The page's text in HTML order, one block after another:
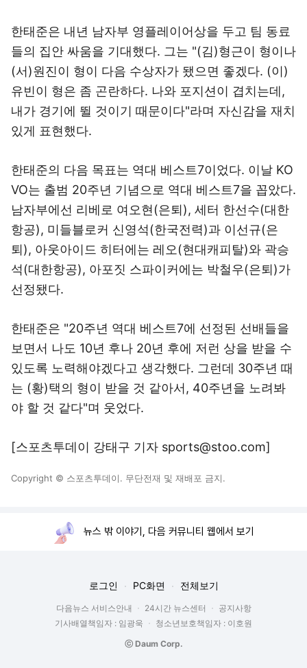
한태준은 내년 남자부 영플레이어상을 두고 팀 동료
들의 집안 싸움을 기대했다. 그는 "(김)형근이 형이나
(서)원진이 형이 다음 수상자가 됐으면 좋겠다. (이)
유빈이 형은 좀 곤란하다. 나와 포지션이 겹치는데,
내가 경기에 뛸 것이기 때문이다"라며 자신감을 재치
있게 표현했다.
한태준의 다음 목표는 역대 베스트7이었다. 이날 KO
VO는 출범 20주년 기념으로 역대 베스트7을 꼽았다.
남자부에선 리베로 여오현(은퇴), 세터 한선수(대한
항공), 미들블로커 신영석(한국전력)과 이선규(은
퇴), 아웃아이드 히터에는 레오(현대캐피탈)와 곽승
석(대한항공), 아포짓 스파이커에는 박철우(은퇴)가
선정됐다.
한태준은 "20주년 역대 베스트7에 선정된 선배들을
보면서 나도 10년 후나 20년 후에 저런 상을 받을 수
있도록 노력해야겠다고 생각했다. 그런데 30주년 때
는 (황)택의 형이 받을 것 같아서, 40주년을 노려봐
야 할 것 같다"며 웃었다.
[스포츠투데이 강태구 기자 sports@stoo.com]
Copyright © 스포츠투데이. 무단전재 및 재배포 금지.
뉴스 밖 이야기, 다음 커뮤니티 웹에서 보기
로그인 PC화면 전체보기
다음뉴스 서비스안내 24시간 뉴스센터
공지사항
기사배열책임자 : 임광욱
청소년보호책임자 : 이호원
ⓒ Daum Corp.